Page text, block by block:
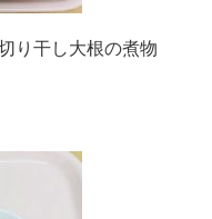
り干し大根の煮物